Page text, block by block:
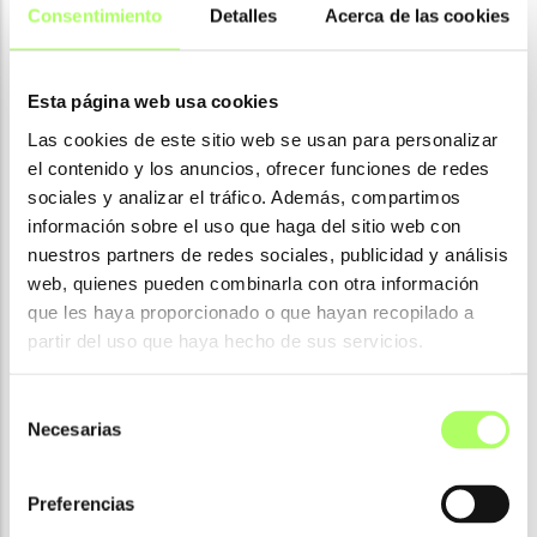
Consentimiento Detalles Acerca de las cookies
Esta página web usa cookies
Las cookies de este sitio web se usan para personalizar
el contenido y los anuncios, ofrecer funciones de redes
sociales y analizar el tráfico. Además, compartimos
información sobre el uso que haga del sitio web con
nuestros partners de redes sociales, publicidad y análisis
web, quienes pueden combinarla con otra información
que les haya proporcionado o que hayan recopilado a
partir del uso que haya hecho de sus servicios.
Necesarias
Preferencias
Soportar un flujo transparente y abierto, que
software que utilicen.
Crear un lenguaje común para poder referenciar
procesos, asegurando la calidad de los datos.
Proveer datos de proyecto para su uso en todo el
ciclo de vida del proyecto, evitando introducir la
misma información repetidas veces.
software y derivados puedan participar y competir
Desde Tekla y Construsoft, queremos tener a usuarios